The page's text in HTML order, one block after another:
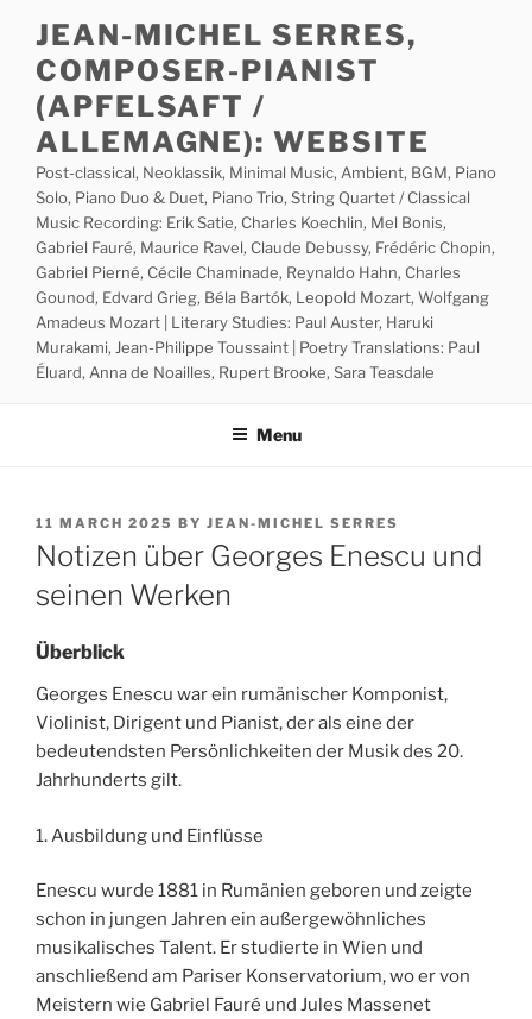
content
JEAN-MICHEL SERRES,
COMPOSER-PIANIST
(APFELSAFT /
ALLEMAGNE): WEBSITE
Post-classical, Neoklassik, Minimal Music, Ambient, BGM, Piano
Solo, Piano Duo & Duet, Piano Trio, String Quartet / Classical
Music Recording: Erik Satie, Charles Koechlin, Mel Bonis,
Gabriel Fauré, Maurice Ravel, Claude Debussy, Frédéric Chopin,
Gabriel Pierné, Cécile Chaminade, Reynaldo Hahn, Charles
Gounod, Edvard Grieg, Béla Bartók, Leopold Mozart, Wolfgang
Amadeus Mozart | Literary Studies: Paul Auster, Haruki
Murakami, Jean-Philippe Toussaint | Poetry Translations: Paul
Éluard, Anna de Noailles, Rupert Brooke, Sara Teasdale
Menu
POSTED
ON
11 MARCH 2025 BY JEAN-MICHEL SERRES
Notizen über Georges Enescu und
seinen Werken
Überblick
Georges Enescu war ein rumänischer Komponist,
Violinist, Dirigent und Pianist, der als eine der
bedeutendsten Persönlichkeiten der Musik des 20.
Jahrhunderts gilt.
1. Ausbildung und Einflüsse
Enescu wurde 1881 in Rumänien geboren und zeigte
schon in jungen Jahren ein außergewöhnliches
musikalisches Talent. Er studierte in Wien und
anschließend am Pariser Konservatorium, wo er von
Meistern wie Gabriel Fauré und Jules Massenet